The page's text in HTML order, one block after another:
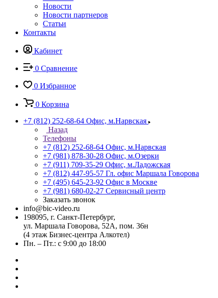
Новости
Новости партнеров
Статьи
Контакты
Кабинет
0 Сравнение
0 Избранное
0 Корзина
+7 (812) 252-68-64 Офис, м.Нарвская
Назад
Телефоны
+7 (812) 252-68-64 Офис, м.Нарвская
+7 (981) 878-30-28 Офис, м.Озерки
+7 (911) 709-35-29 Офис, м.Ладожская
+7 (812) 447-95-57 Гл. офис Маршала Говорова
+7 (495) 645-23-92 Офис в Москве
+7 (981) 680-02-27 Сервисный центр
Заказать звонок
info@bic-video.ru
198095, г. Санкт-Петербург,
ул. Маршала Говорова, 52А, пом. 36н
(4 этаж Бизнес-центра Алкотел)
Пн. – Пт.: с 9:00 до 18:00